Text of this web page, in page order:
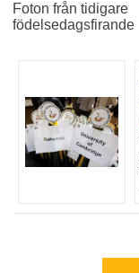
Foton från tidigare
födelsedagsfirande